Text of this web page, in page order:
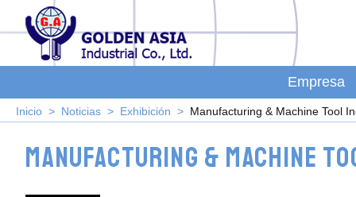
Empresa
Inicio Noticias Exhibición Manufacturing & Machine Tool
Manufacturing & Machine